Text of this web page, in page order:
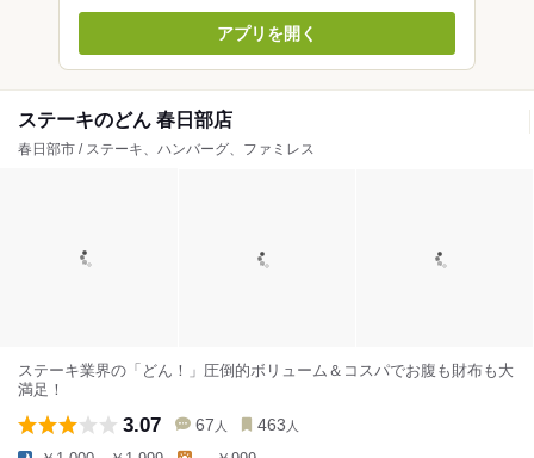
アプリを開く
ステーキのどん 春日部店
春日部市 / ステーキ、ハンバーグ、ファミレス
ステーキ業界の「どん！」圧倒的ボリューム＆コスパでお腹も財布も大
満足！
3.07 67 人 463 人